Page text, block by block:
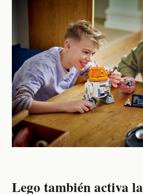
Lego también activa la